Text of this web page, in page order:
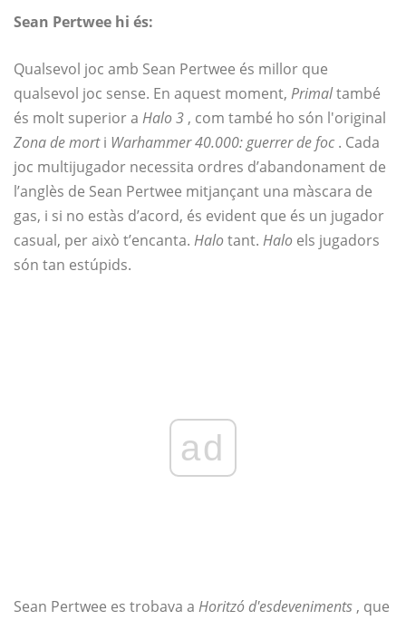
Sean Pertwee hi és:
Qualsevol joc amb Sean Pertwee és millor que
qualsevol joc sense. En aquest moment, Primaltambé
és molt superior a Halo 3 , com també ho són l'original
Zona de morti Warhammer 40.000: guerrer de foc . Cada
joc multijugador necessita ordres d’abandonament de
l’anglès de Sean Pertwee mitjançant una màscara de
gas, i si no estàs d’acord, és evident que és un jugador
casual, per això t’encanta. Halotant. Halo els jugadors
són tan estúpids.
ad
Sean Pertwee es trobava a Horitzó d'esdeveniments , que